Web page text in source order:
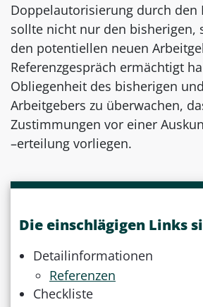
Doppelautorisierung durch den
sollte nicht nur den bisherigen,
den potentiellen neuen
Referenzgespräch ermächtigt
Obliegenheit des bisherigen
Arbeitgebers zu überwachen,
Zustimmungen vor einer
–erteilung vorliegen.
Die einschlägigen Links
Detailinformationen
Referenzen
Checkliste